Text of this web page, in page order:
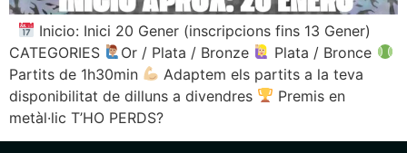
Inicio: Inici 20 Gener (inscripcions fins 13 Gener)
CATEGORIES
Or / Plata / Bronze
Plata / Bronce
Partits de 1h30min
Adaptem els partits a la teva
disponibilitat de dilluns a divendres
Premis en
metàl·lic T’HO PERDS?